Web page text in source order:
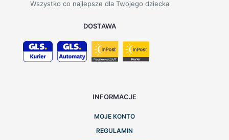
Wszystko co najlepsze dla Twojego dziecka
DOSTAWA
INFORMACJE
MOJE KONTO
REGULAMIN